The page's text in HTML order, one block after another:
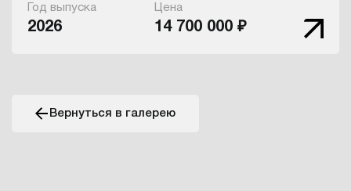
Год выпуска
2026
Цена
14 700 000 ₽
Вернуться в галерею